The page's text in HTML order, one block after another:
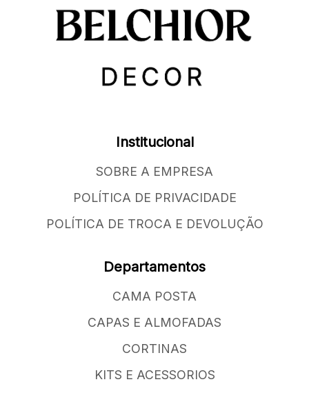
Institucional
SOBRE A EMPRESA
POLÍTICA DE PRIVACIDADE
POLÍTICA DE TROCA E DEVOLUÇÃO
Departamentos
CAMA POSTA
CAPAS E ALMOFADAS
CORTINAS
KITS E ACESSORIOS